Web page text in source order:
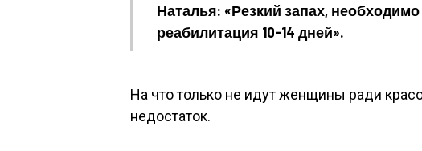
Наталья: «Резкий запах,
реабилитация 10-14 дней».
На что только не идут женщины ради
недостаток.